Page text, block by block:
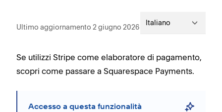
Ultimo aggiornamento 2 giugno 2026 Italiano
Se utilizzi Stripe come elaboratore di pagamento,
scopri come passare a Squarespace Payments.
Accesso a questa funzionalità